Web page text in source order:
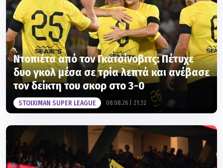
Ντοπιέτα από τον Γκατσίνοβιτς: Πέτυχε
δυο γκολ μέσα σε τρία λεπτά και ανέβασε
τον δείκτη του σκορ στο 3-0
STOIXIMAN SUPER LEAGUE 08.08.26 | 21:32